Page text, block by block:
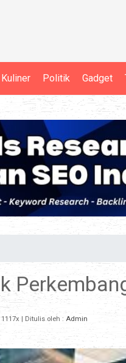
Kuliner Politik Gadget
1117x | Ditulis oleh : Admin